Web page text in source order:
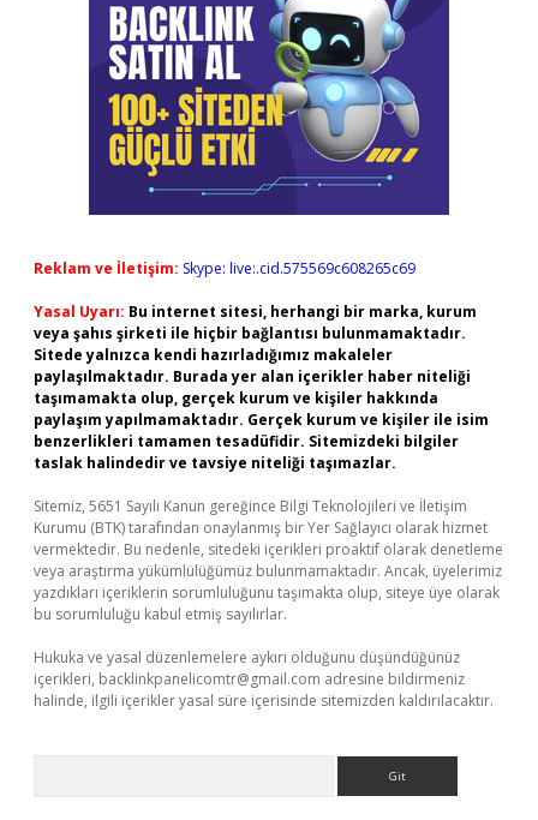
Reklam ve İletişim: Skype: live:.cid.575569c608265c69
Yasal Uyarı: Bu internet sitesi, herhangi bir marka, kurum
veya şahıs şirketi ile hiçbir bağlantısı bulunmamaktadır.
Sitede yalnızca kendi hazırladığımız makaleler
paylaşılmaktadır. Burada yer alan içerikler haber niteliği
taşımamakta olup, gerçek kurum ve kişiler hakkında
paylaşım yapılmamaktadır. Gerçek kurum ve kişiler ile isim
benzerlikleri tamamen tesadüfidir. Sitemizdeki bilgiler
taslak halindedir ve tavsiye niteliği taşımazlar.
Sitemiz, 5651 Sayılı Kanun gereğince Bilgi Teknolojileri ve İletişim
Kurumu (BTK) tarafından onaylanmış bir Yer Sağlayıcı olarak hizmet
vermektedir. Bu nedenle, sitedeki içerikleri proaktif olarak denetleme
veya araştırma yükümlülüğümüz bulunmamaktadır. Ancak, üyelerimiz
yazdıkları içeriklerin sorumluluğunu taşımakta olup, siteye üye olarak
bu sorumluluğu kabul etmiş sayılırlar.
Hukuka ve yasal düzenlemelere aykırı olduğunu düşündüğünüz
içerikleri, backlinkpanelicomtr@gmail.com adresine bildirmeniz
halinde, ilgili içerikler yasal süre içerisinde sitemizden kaldırılacaktır.